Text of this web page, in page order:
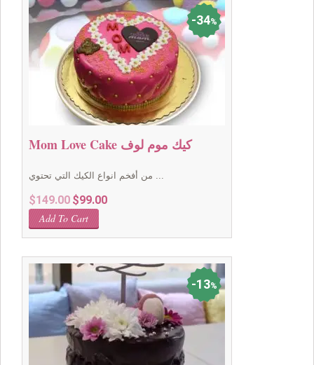
34%
Mom Love Cake كيك موم لوف
من أفخم انواع الكيك التي تحتوي ...
$149.00 Original
price
was:
$99.00Current
Add To Cart
13%